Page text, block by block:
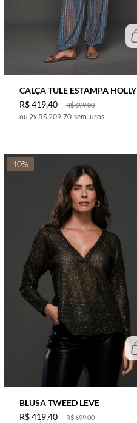
CALÇA TULE ESTAMPA HOLLY
R$699,00
R$419,40
2x R$ 209,70 sem juros
40%
BLUSA TWEED LEVE
R$699,00
R$419,40